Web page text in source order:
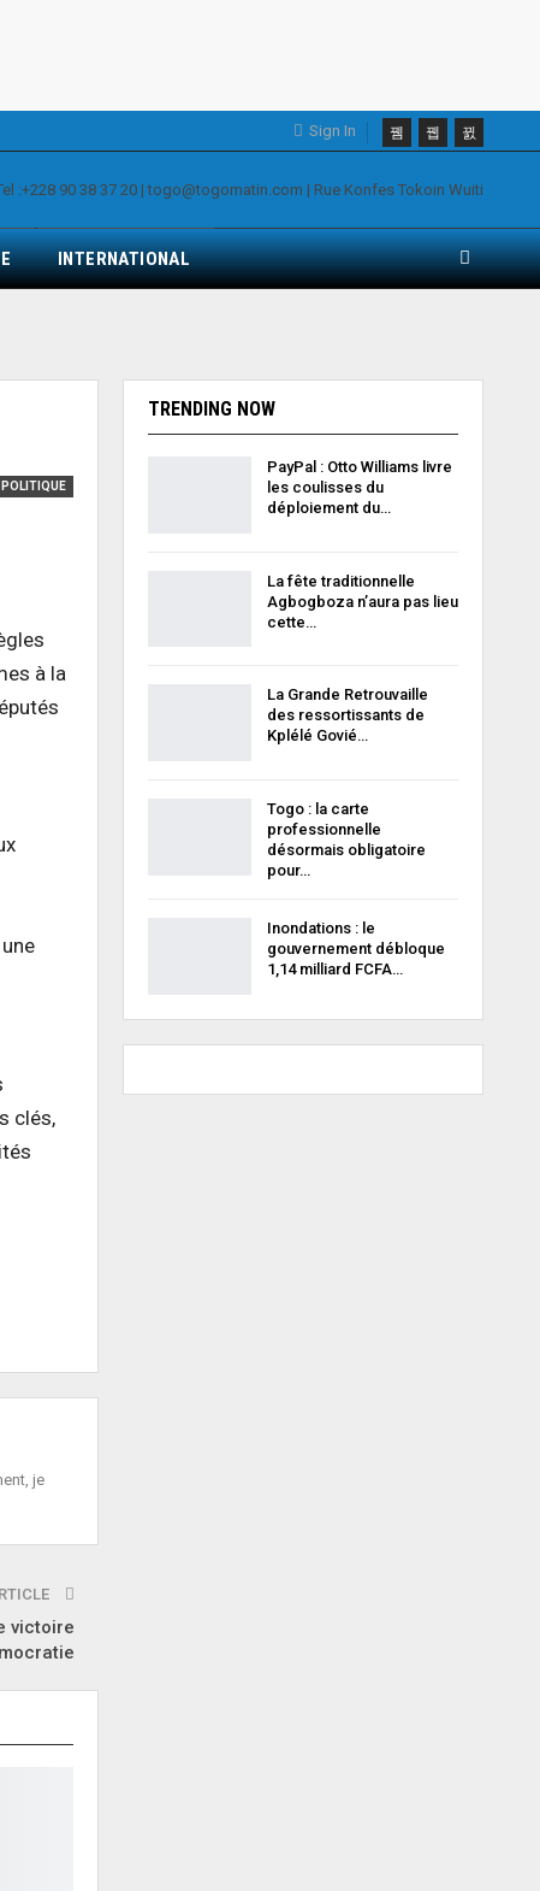
Sign In
INTERNATIONAL
POLITIQUE
à la
clés,
je
victoire
TRENDING NOW
PayPal : Otto Williams livre
les coulisses du
déploiement du…
La fête traditionnelle
Agbogboza n’aura pas lieu
cette…
La Grande Retrouvaille
des ressortissants de
Kplélé Govié…
Togo : la carte
professionnelle
désormais obligatoire
pour…
Inondations : le
gouvernement débloque
1,14 milliard FCFA…